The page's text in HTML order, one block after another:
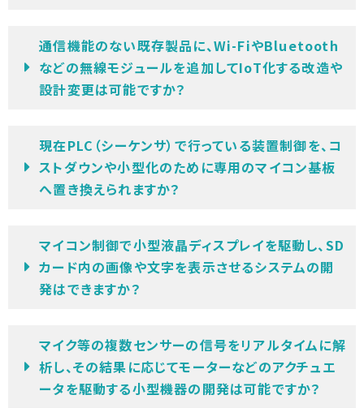
通信機能のない既存製品に、Wi-FiやBluetooth
などの無線モジュールを追加してIoT化する改造や
設計変更は可能ですか？
現在PLC（シーケンサ）で行っている装置制御を、コ
ストダウンや小型化のために専用のマイコン基板
へ置き換えられますか？
マイコン制御で小型液晶ディスプレイを駆動し、SD
カード内の画像や文字を表示させるシステムの開
発はできますか？
マイク等の複数センサーの信号をリアルタイムに解
析し、その結果に応じてモーターなどのアクチュエ
ータを駆動する小型機器の開発は可能ですか？